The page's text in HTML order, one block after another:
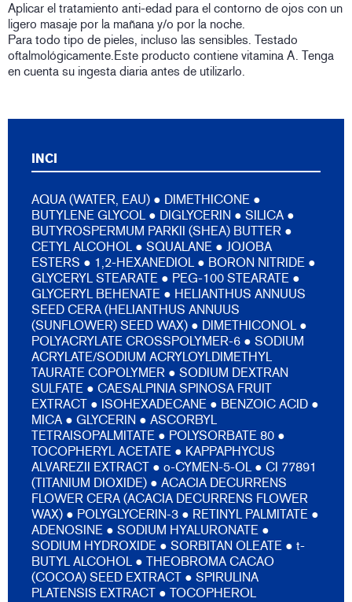
Aplicar el tratamiento anti-edad para el contorno de ojos con un
ligero masaje por la mañana y/o por la noche.
Para todo tipo de pieles, incluso las sensibles. Testado
oftalmológicamente.Este producto contiene vitamina A. Tenga
en cuenta su ingesta diaria antes de utilizarlo.
INCI
AQUA (WATER, EAU) ● DIMETHICONE ●
BUTYLENE GLYCOL ● DIGLYCERIN ● SILICA ●
BUTYROSPERMUM PARKII (SHEA) BUTTER ●
CETYL ALCOHOL ● SQUALANE ● JOJOBA
ESTERS ● 1,2-HEXANEDIOL ● BORON NITRIDE ●
GLYCERYL STEARATE ● PEG-100 STEARATE ●
GLYCERYL BEHENATE ● HELIANTHUS ANNUUS
SEED CERA (HELIANTHUS ANNUUS
(SUNFLOWER) SEED WAX) ● DIMETHICONOL ●
POLYACRYLATE CROSSPOLYMER-6 ● SODIUM
ACRYLATE/SODIUM ACRYLOYLDIMETHYL
TAURATE COPOLYMER ● SODIUM DEXTRAN
SULFATE ● CAESALPINIA SPINOSA FRUIT
EXTRACT ● ISOHEXADECANE ● BENZOIC ACID ●
MICA ● GLYCERIN ● ASCORBYL
TETRAISOPALMITATE ● POLYSORBATE 80 ●
TOCOPHERYL ACETATE ● KAPPAPHYCUS
ALVAREZII EXTRACT ● o-CYMEN-5-OL ● CI 77891
(TITANIUM DIOXIDE) ● ACACIA DECURRENS
FLOWER CERA (ACACIA DECURRENS FLOWER
WAX) ● POLYGLYCERIN-3 ● RETINYL PALMITATE ●
ADENOSINE ● SODIUM HYALURONATE ●
SODIUM HYDROXIDE ● SORBITAN OLEATE ● t-
BUTYL ALCOHOL ● THEOBROMA CACAO
(COCOA) SEED EXTRACT ● SPIRULINA
PLATENSIS EXTRACT ● TOCOPHEROL